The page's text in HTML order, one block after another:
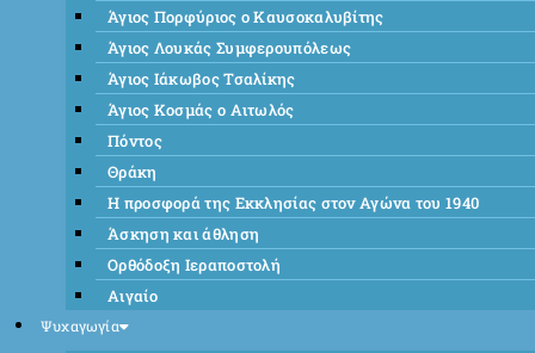
Άγιος Πορφύριος ο Καυσοκαλυβίτης
Άγιος Λουκάς Συμφερουπόλεως
Άγιος Ιάκωβος Τσαλίκης
Άγιος Κοσμάς ο Αιτωλός
Πόντος
Θράκη
Η προσφορά της Εκκλησίας στον Αγώνα του 1940
Άσκηση και άθληση
Ορθόδοξη Ιεραποστολή
Αιγαίο
Ψυχαγωγία